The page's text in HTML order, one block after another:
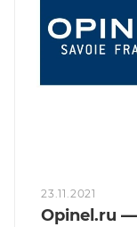
23.11.2021
Opinel.ru —